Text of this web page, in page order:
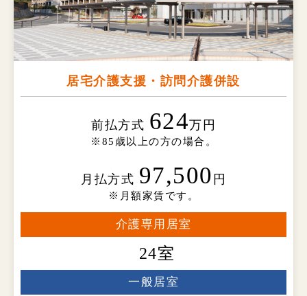
居宅介護支援・訪問介護併設
前払方式 624万円
※85歳以上の方の場合。
月払方式 97,500 円
※月額家賃です。
介護専用居室
24室
一般居室